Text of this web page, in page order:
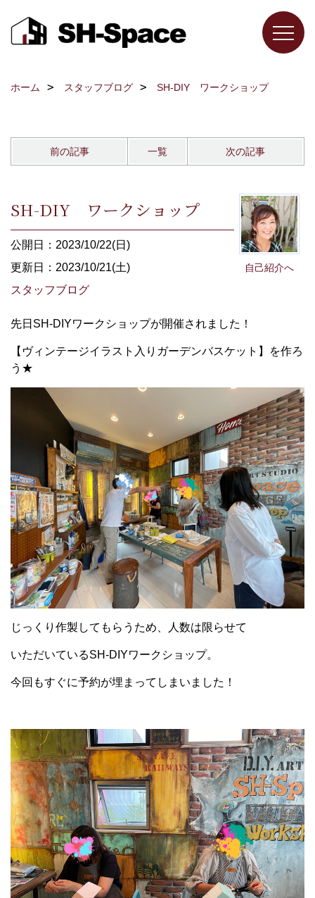
ホーム スタッフブログ SH-DIY ワークショップ
前の記事 一覧 次の記事
自己紹介へ
SH-DIY ワークショップ
公開日：2023/10/22(日)
更新日：2023/10/21(土)
スタッフブログ
先日SH-DIYワークショップが開催されました！
【ヴィンテージイラスト入りガーデンバスケット】を作ろ
う★
じっくり作製してもらうため、人数は限らせて
いただいているSH-DIYワークショップ。
今回もすぐに予約が埋まってしまいました！